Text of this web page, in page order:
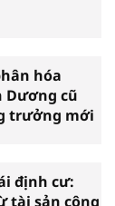
hóa
Dương cũ
trưởng mới
định cư:
tài sản công